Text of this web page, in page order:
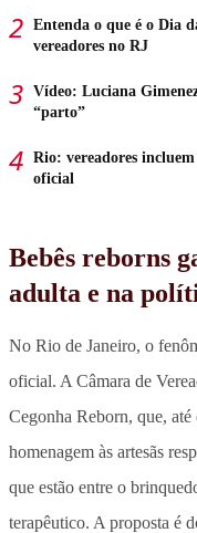
Entenda o que é o Dia
vereadores no RJ
Vídeo: Luciana
“parto”
Rio: vereadores
oficial
Bebês reborns
adulta e na
No Rio de Janeiro, o
oficial. A Câmara de
Cegonha Reborn, que, até
homenagem às artesãs
que estão entre o
terapêutico. A proposta é